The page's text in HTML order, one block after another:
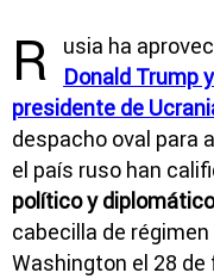
R usia ha
Donald Trump
presidente de
despacho oval para
el país ruso han
político y
cabecilla de régimen
Washington el 28